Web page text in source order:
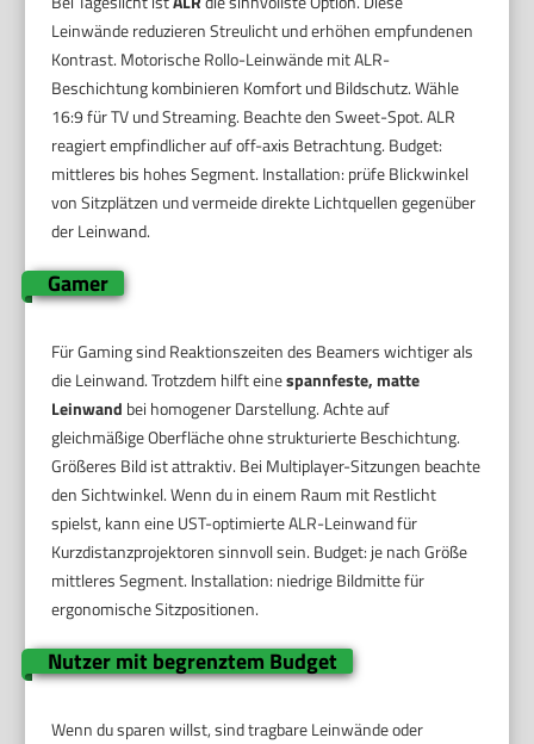
Leinwände reduzieren Streulicht und erhöhen empfundenen
Kontrast. Motorische Rollo-Leinwände mit ALR-
Beschichtung kombinieren Komfort und Bildschutz. Wähle
16:9 für TV und Streaming. Beachte den Sweet-Spot. ALR
reagiert empfindlicher auf off-axis Betrachtung. Budget:
mittleres bis hohes Segment. Installation: prüfe Blickwinkel
von Sitzplätzen und vermeide direkte Lichtquellen gegenüber
der Leinwand.
Gamer
Für Gaming sind Reaktionszeiten des Beamers wichtiger als
die Leinwand. Trotzdem hilft einespannfeste, matte
Leinwand bei homogener Darstellung. Achte auf
gleichmäßige Oberfläche ohne strukturierte Beschichtung.
Größeres Bild ist attraktiv. Bei Multiplayer-Sitzungen beachte
den Sichtwinkel. Wenn du in einem Raum mit Restlicht
spielst, kann eine UST-optimierte ALR-Leinwand für
Kurzdistanzprojektoren sinnvoll sein. Budget: je nach Größe
mittleres Segment. Installation: niedrige Bildmitte für
ergonomische Sitzpositionen.
Nutzer mit begrenztem Budget
Wenn du sparen willst, sind tragbare Leinwände oder